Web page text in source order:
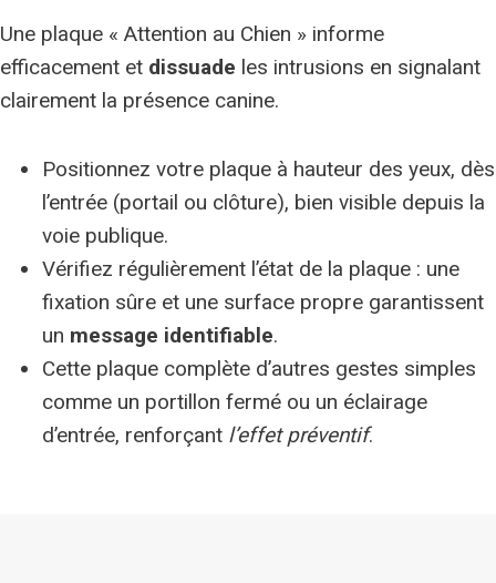
Une plaque « Attention au Chien » informe
efficacement et dissuade les intrusions en signalant
clairement la présence canine.
Positionnez votre plaque à hauteur des yeux, dès
l’entrée (portail ou clôture), bien visible depuis la
voie publique.
Vérifiez régulièrement l’état de la plaque : une
fixation sûre et une surface propre garantissent
un message identifiable.
Cette plaque complète d’autres gestes simples
comme un portillon fermé ou un éclairage
d’entrée, renforçant l’effet préventif.